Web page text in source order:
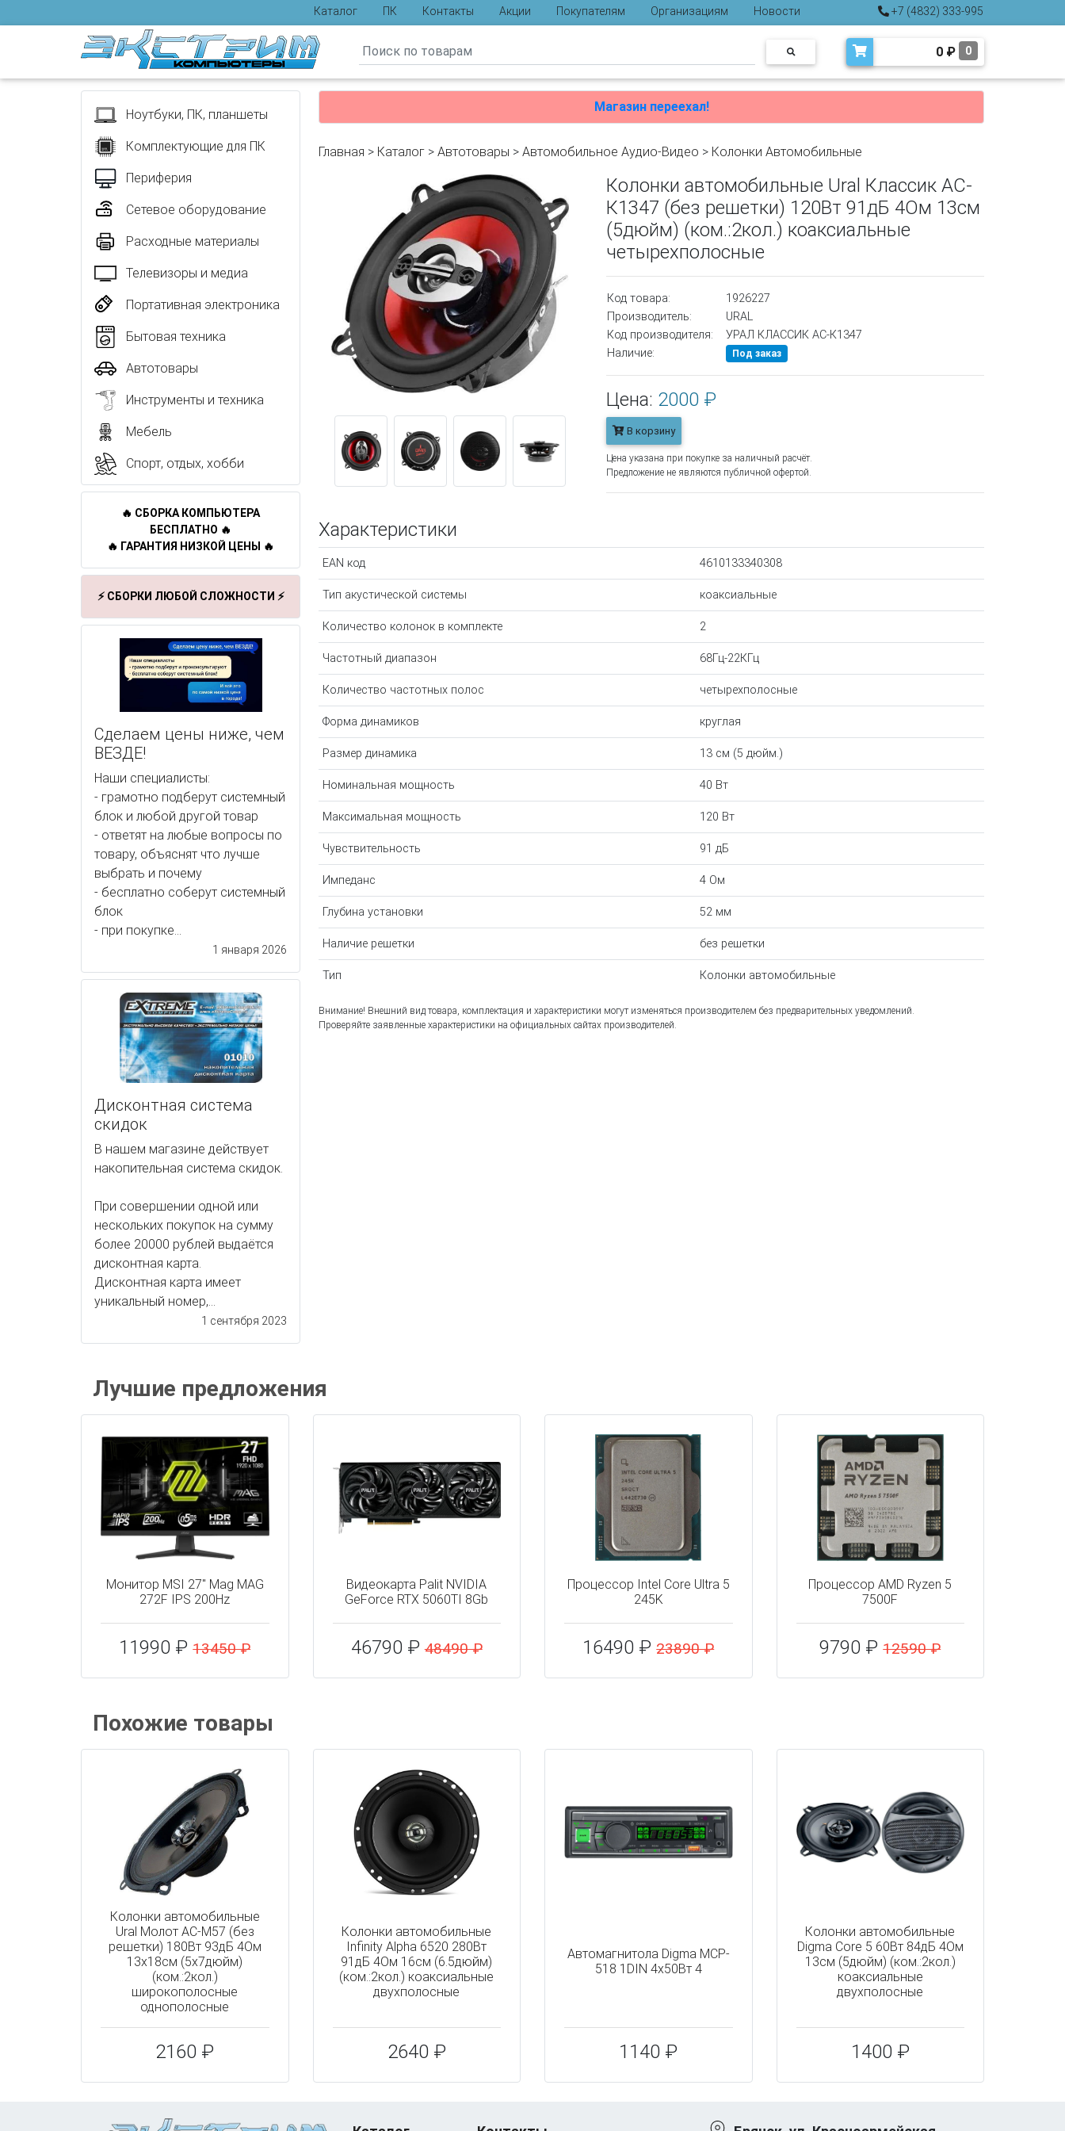
Каталог ПК Контакты Акции Покупателям Организациям
Новости
Отзывы
+7 (4832) 333-995
0 ₽ 0
Ноутбуки, ПК, планшеты
Комплектующие для ПК
Периферия
Сетевое оборудование
Расходные материалы
Телевизоры и медиа
Портативная электроника
Бытовая техника
Автотовары
Инструменты и техника
Мебель
Спорт, отдых, хобби
🔥 СБОРКА КОМПЬЮТЕРА
БЕСПЛАТНО 🔥
🔥 ГАРАНТИЯ НИЗКОЙ ЦЕНЫ 🔥
⚡ СБОРКИ ЛЮБОЙ СЛОЖНОСТИ ⚡
Сделаем цены ниже, чем
ВЕЗДЕ!
Наши специалисты:
- грамотно подберут системный
блок и любой другой товар
- ответят на любые вопросы по
товару, объяснят что лучше
выбрать и почему
- бесплатно соберут системный
блок
- при покупке...
1 января 2026
Дисконтная система
скидок
В нашем магазине действует
накопительная система скидок.
При совершении одной или
нескольких покупок на сумму
более 20000 рублей выдаётся
дисконтная карта.
Дисконтная карта имеет
уникальный номер,...
1 сентября 2023
Магазин переехал!
Главная > Каталог > Автотовары > Автомобильное Аудио-Видео > Колонки Автомобильные
Колонки автомобильные Ural Классик АС-
К1347 (без решетки) 120Вт 91дБ 4Ом 13см
(5дюйм) (ком.:2кол.) коаксиальные
четырехполосные
Код товара:
1926227
Производитель:
URAL
Код производителя:
УРАЛ КЛАССИК АС-К1347
Наличие:
Под заказ
Цена: 2000 ₽
В корзину
Цена указана при покупке за наличный расчёт.
Предложение не являются публичной офертой.
Характеристики
EAN код 4610133340308
Тип акустической системы коаксиальные
Количество колонок в комплекте 2
Частотный диапазон 68Гц-22КГц
Количество частотных полос четырехполосные
Форма динамиков круглая
Размер динамика 13 см (5 дюйм.)
Номинальная мощность 40 Вт
Максимальная мощность 120 Вт
Чувствительность 91 дБ
Импеданс 4 Ом
Глубина установки 52 мм
Наличие решетки без решетки
Тип Колонки автомобильные
Внимание! Внешний вид товара, комплектация и характеристики могут изменяться производителем без предварительных уведомлений.
Проверяйте заявленные характеристики на официальных сайтах производителей.
Лучшие предложения
Монитор MSI 27" Mag MAG
272F IPS 200Hz
11990 ₽13450 ₽
Видеокарта Palit NVIDIA
GeForce RTX 5060TI 8Gb
46790 ₽48490 ₽
Процессор Intel Core Ultra 5
245K
16490 ₽23890 ₽
Процессор AMD Ryzen 5
7500F
9790 ₽12590 ₽
Похожие товары
Колонки автомобильные
Ural Молот АС-М57 (без
решетки) 180Вт 93дБ 4Ом
13x18см (5x7дюйм)
(ком.:2кол.)
широкополосные
однополосные
2160 ₽
Колонки автомобильные
Infinity Alpha 6520 280Вт
91дБ 4Ом 16см (6.5дюйм)
(ком.:2кол.) коаксиальные
двухполосные
2640 ₽
Автомагнитола Digma MCP-
518 1DIN 4x50Вт 4
1140 ₽
Колонки автомобильные
Digma Core 5 60Вт 84дБ 4Ом
13см (5дюйм) (ком.:2кол.)
коаксиальные
двухполосные
1400 ₽